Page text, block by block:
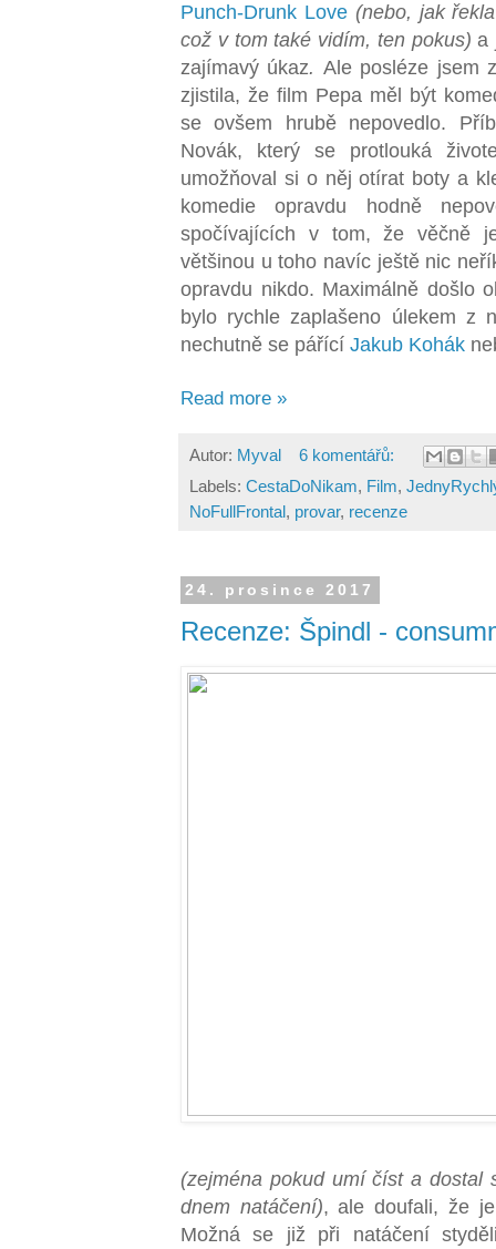
Punch-Drunk Love (nebo, jak
což v tom také vidím, ten pokus)a
zajímavý úkaz. Ale posléze jsem
zjistila, že film Pepa měl být
se ovšem hrubě nepovedlo.
Novák, který se protlouká
umožňoval si o něj otírat boty a
komedie opravdu hodně
spočívajících v tom, že věčně
většinou u toho navíc ještě nic
opravdu nikdo. Maximálně došlo
bylo rychle zaplašeno úlekem z
nechutně se pářící Jakub Kohák
Read more »
Autor: Myval
6 komentářů:
Labels: CestaDoNikam, Film,
NoFullFrontal, provar, recenze
24. prosince 2017
Recenze: Špindl -
(zejména pokud umí číst a dostal
dnem natáčení), ale doufali, že
Možná se již při natáčení